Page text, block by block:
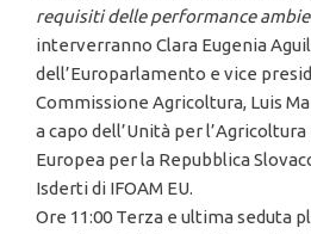
requisiti delle performance
interverranno Clara Eugenia
dell’Europarlamento e vice
Commissione Agricoltura, Luis
a capo dell’Unità per
Europea per la Repubblica
Isderti di IFOAM EU.
Ore 11:00 Terza e ultima seduta